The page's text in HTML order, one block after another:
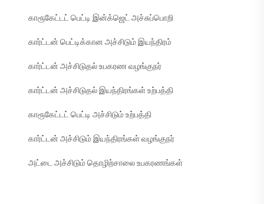
காரூகேட்டட் பெட்டி இன்க்ஜெட் அச்சுப்பொறி
கார்ட்டன் பெட்டிக்கான அச்சிடும் இயந்திரம்
கார்ட்டன் அச்சிடுதல் உபகரண வழங்குநர்
கார்ட்டன் அச்சிடுதல் இயந்திரங்கள் உற்பத்தி
காரூகேட்டட் பெட்டி அச்சிடும் உற்பத்தி
கார்ட்டன் அச்சிடும் இயந்திரங்கள் வழங்குநர்
அட்டை அச்சிடும் தொழிற்சாலை உபகரணங்கள்